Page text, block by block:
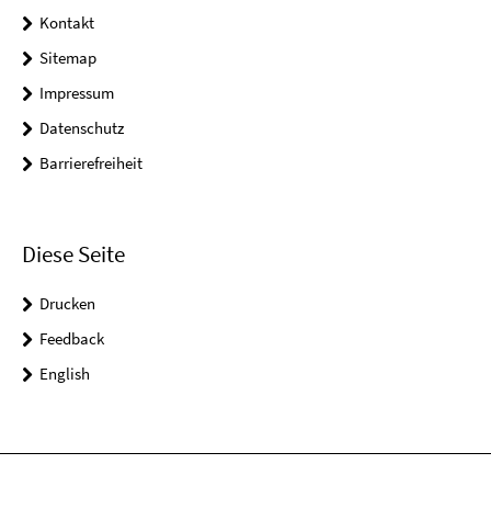
Kontakt
Sitemap
Impressum
Datenschutz
Barrierefreiheit
Diese Seite
Drucken
Feedback
English